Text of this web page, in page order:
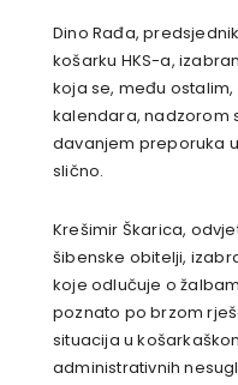
Dino Rađa,
košarku HKS-a,
koja se, među
kalendara, nadzorom
davanjem preporuka
slično.
Krešimir Škarica,
šibenske obitelji,
koje odlučuje o
poznato po brzom
situacija u
administrativnih